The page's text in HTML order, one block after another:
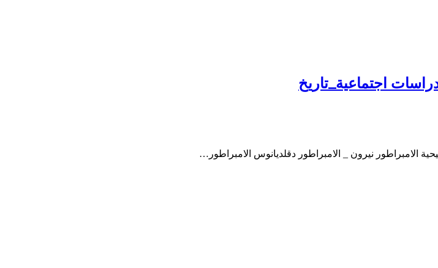
اجتماعية_تاريخ
الامبراطور نيرون _ الامبراطور دقلديانوس الامبراطور…